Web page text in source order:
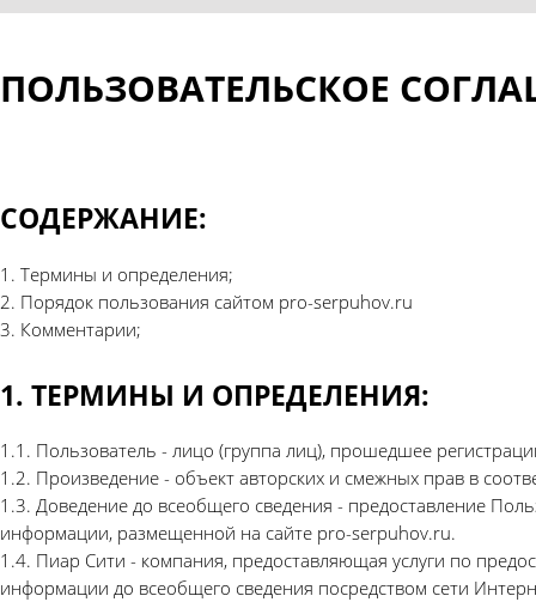
ПОЛЬЗОВАТЕЛЬСКОЕ
СОДЕРЖАНИЕ:
1. Термины и определения;
2. Порядок пользования сайтом pro-serpuhov.ru
3. Комментарии;
1. ТЕРМИНЫ И ОПРЕДЕЛЕНИЯ:
1.1. Пользователь - лицо (группа лиц), прошедшее
1.2. Произведение - объект авторских и смежных прав в
1.3. Доведение до всеобщего сведения - предоставление
информации, размещенной на сайте pro-serpuhov.ru.
1.4. Пиар Сити - компания, предоставляющая услуги по
информации до всеобщего сведения посредством сети